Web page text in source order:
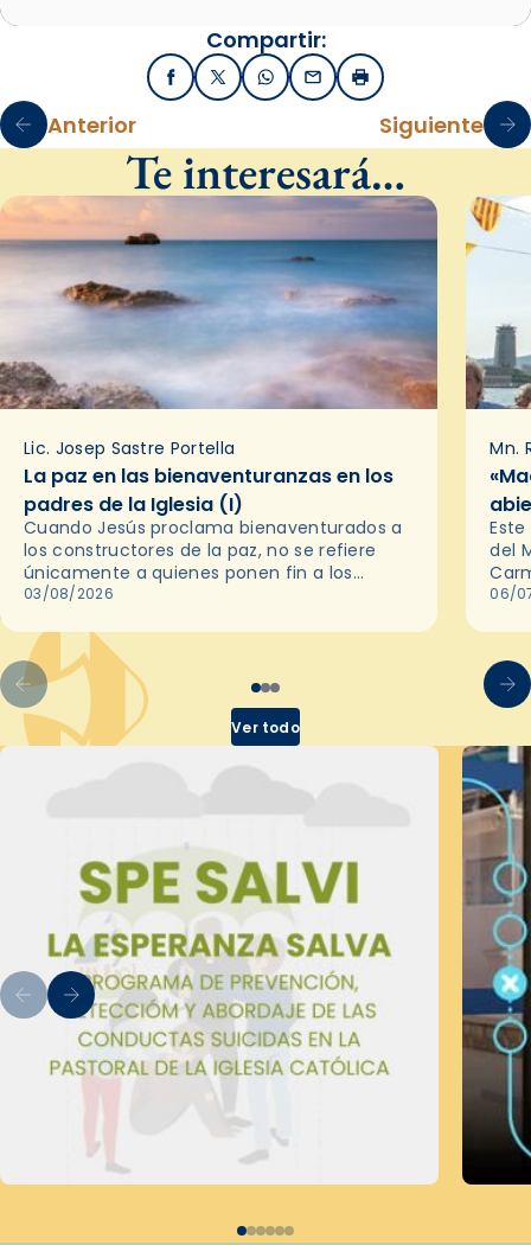
Compartir:
FacebookX / TwitterWhatsApp
EmailImprimir
Anterior Siguiente
Te interesará…
Lic. Josep Sastre Portella
La paz en las bienaventuranzas en los
padres de la Iglesia (I)
Cuando Jesús proclama bienaventurados a
los constructores de la paz, no se refiere
únicamente a quienes ponen fin a los
conflictos. Los Padres de la Iglesia nos
03/08/2026
Mn.
del
06/
Ver todo